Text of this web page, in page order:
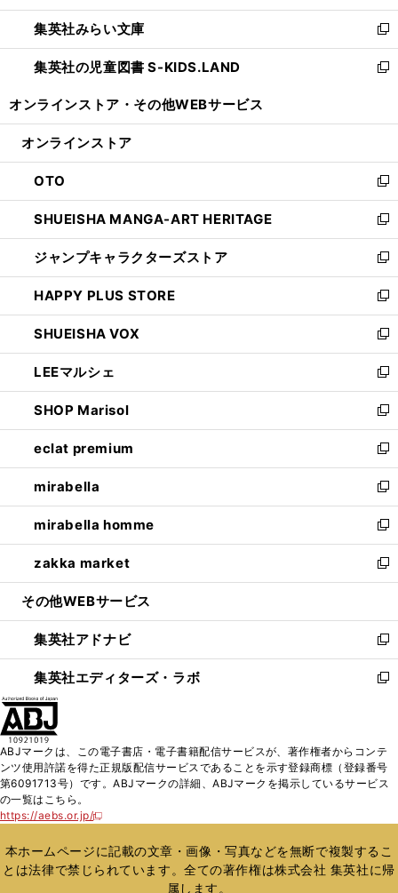
開
く
ウ
で
開
く
ン
ド
ウ
で
ウ
ィ
ン
ド
開
集英社みらい文庫
新
し
い
ン
ウ
で
開
く
集英社の児童図書 S-KIDS.LAND
新
ウ
ン
ド
ウ
で
開
く
オンラインストア・ その他WEBサービス
オンラインストア
OTO
新
し
い
ウ
ィ
ン
ド
ウ
で
開
く
SHUEISHA MANGA-ART HERITAGE
新
し
い
ウ
ィ
ン
ド
ウ
で
開
く
ジャンプキャラクターズストア
新
し
い
ウ
ィ
ン
ド
ウ
で
開
く
HAPPY PLUS STORE
新
し
い
ウ
ィ
ン
ド
ウ
で
開
く
SHUEISHA VOX
新
し
い
ウ
ィ
ン
ド
ウ
で
開
く
LEEマルシェ
新
し
い
ウ
ィ
ン
ド
ウ
で
開
く
SHOP Marisol
新
し
い
ウ
ィ
ン
ド
ウ
で
開
eclat premium
新
し
い
ウ
ィ
ン
ド
ウ
開
く
mirabella
新
し
い
ウ
ィ
ン
ウ
で
開
く
mirabella homme
新
し
い
ウ
ン
ド
ウ
で
zakka market
新
し
ウ
ィ
ン
ド
く
その他WEBサービス
集英社アドナビ
新
し
い
ド
ウ
で
集英社エディターズ・ラボ
新
ィ
ン
ド
開
く
ABJマークは、この電子書店・電子書籍配信サービスが、著作権者からコンテ
ンツ使用許諾を得た正規版配信サービスであることを示す登録商標（登録番号
第6091713号）です。ABJマークの詳細、ABJマークを掲示しているサービス
の一覧はこちら。
https://aebs.or.jp/
新
い
ウ
ィ
本ホームページに記載の文章・画像・写真などを無断で複製するこ
とは法律で禁じられています。全ての著作権は株式会社 集英社に帰
属します。